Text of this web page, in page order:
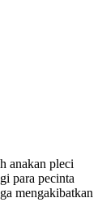
anakan pleci
para pecinta
mengakibatkan